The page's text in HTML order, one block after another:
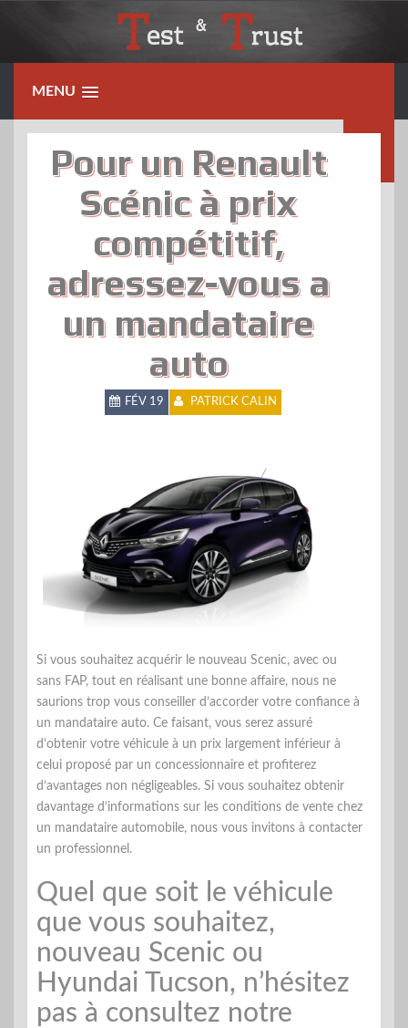
MENU
Pour un Renault
Scénic à prix
compétitif,
adressez-vous a
un mandataire
auto
FÉV 19 PATRICK CALIN
Si vous souhaitez acquérir le nouveau Scenic, avec ou
sans FAP, tout en réalisant une bonne affaire, nous ne
saurions trop vous conseiller d’accorder votre confiance à
un mandataire auto. Ce faisant, vous serez assuré
d’obtenir votre véhicule à un prix largement inférieur à
celui proposé par un concessionnaire et profiterez
d’avantages non négligeables. Si vous souhaitez obtenir
davantage d’informations sur les conditions de vente chez
un mandataire automobile, nous vous invitons à contacter
un professionnel.
Quel que soit le véhicule
que vous souhaitez,
nouveau Scenic ou
Hyundai Tucson, n’hésitez
pas à consultez notre